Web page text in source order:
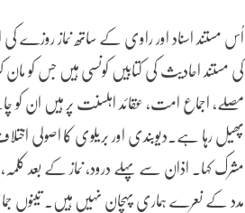
اُس مستند اسناد اور راوی کے ساتھ نماز روزے
کی مستند احادیث کی کتابیں کونسی ہیں جس کو
مصلے، اجماع امت، عقائد اہلسنت پر ہیں ان کو
پھیل رہا ہے۔دیوبندی اور بریلوی کا اصولی
مشرک کہا۔ اذان سے پہلے درود، نماز کے بعد
مدد کے نعرے ہماری پہچان نہیں ہیں۔ تینوں